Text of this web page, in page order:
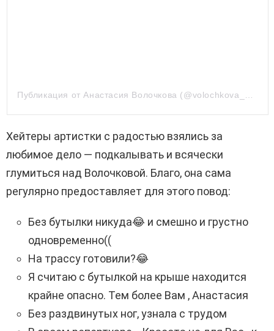
Хейтеры артистки с радостью взялись за
любимое дело — подкалывать и всячески
глумиться над Волочковой. Благо, она сама
регулярно предоставляет для этого повод:
Без бутылки никуда😂 и смешно и грустно
одновременно((
На трассу готовили?😂
Я считаю с бутылкой на крыше находится
крайне опасно. Тем более Вам , Анастасия
Без раздвинутых ног, узнала с трудом